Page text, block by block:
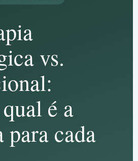
vs.
é a
para cada